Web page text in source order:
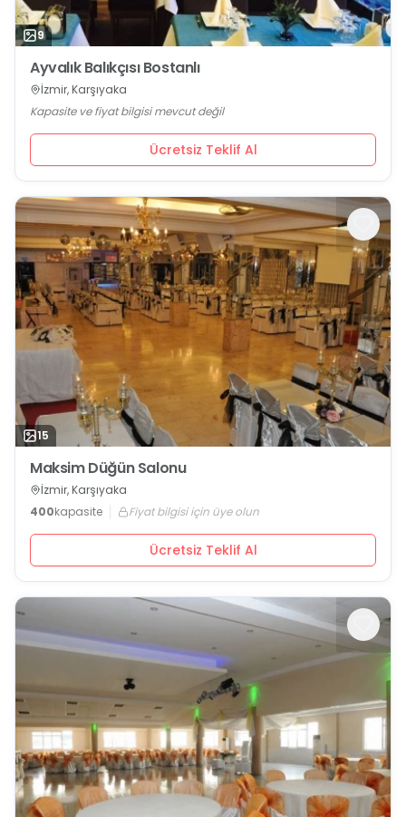
9
Ayvalık Balıkçısı Bostanlı
İzmir, Karşıyaka
Kapasite ve fiyat bilgisi mevcut değil
Ücretsiz Teklif Al
15
Maksim Düğün Salonu
İzmir, Karşıyaka
400kapasite Fiyat bilgisi için üye olun
Ücretsiz Teklif Al